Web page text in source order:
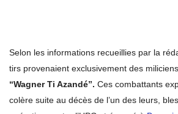
Selon les informations recueillies par la
tirs provenaient exclusivement des
“Wagner Ti Azandé”. Ces combattants
colère suite au décès de l’un des leurs,